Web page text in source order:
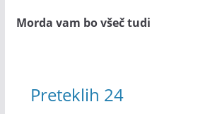
Morda vam bo všeč tudi
Preteklih 24